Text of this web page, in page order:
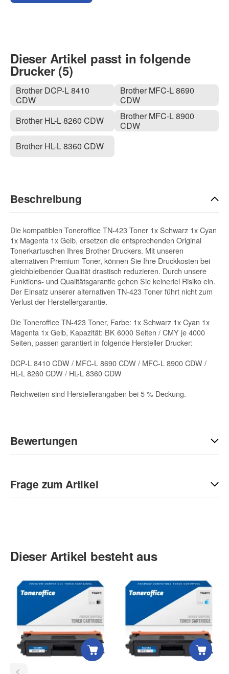
Dieser Artikel passt in folgende
Drucker (5)
Brother DCP-L 8410
CDW
Brother HL-L 8260 CDW
Brother HL-L 8360 CDW
Brother MFC-L 8690
CDW
Brother MFC-L 8900
CDW
Beschreibung
Die kompatiblen Toneroffice TN-423 Toner 1x Schwarz 1x Cyan
1x Magenta 1x Gelb, ersetzen die entsprechenden Original
Tonerkartuschen Ihres Brother Druckers. Mit unseren
alternativen Premium Toner, können Sie Ihre Druckkosten bei
gleichbleibender Qualität drastisch reduzieren. Durch unsere
Funktions- und Qualitätsgarantie gehen Sie keinerlei Risiko ein.
Der Einsatz unserer alternativen TN-423 Toner führt nicht zum
Verlust der Herstellergarantie.
Die Toneroffice TN-423 Toner, Farbe: 1x Schwarz 1x Cyan 1x
Magenta 1x Gelb, Kapazität: BK 6000 Seiten / CMY je 4000
Seiten, passen garantiert in folgende Hersteller Drucker:
DCP-L 8410 CDW / MFC-L 8690 CDW / MFC-L 8900 CDW /
HL-L 8260 CDW / HL-L 8360 CDW
Reichweiten sind Herstellerangaben bei 5 % Deckung.
Bewertungen
Sie Anderen bei der Kaufentscheidung:
Frage zum Artikel
Vorname
Nachname
Dieser Artikel besteht aus